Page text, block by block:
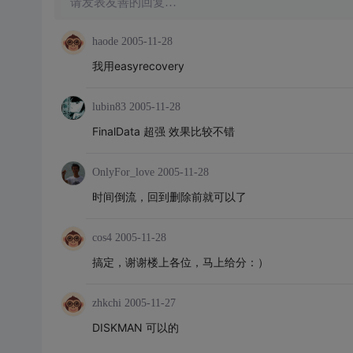
haode 2005-11-28
我用easyrecovery
lubin83 2005-11-28
FinalData 超强 效果比较不错
OnlyFor_love 2005-11-28
时间倒流，回到删除前就可以了
cos4 2005-11-28
搞定，谢谢楼上各位，马上给分：）
zhkchi 2005-11-27
DISKMAN 可以的